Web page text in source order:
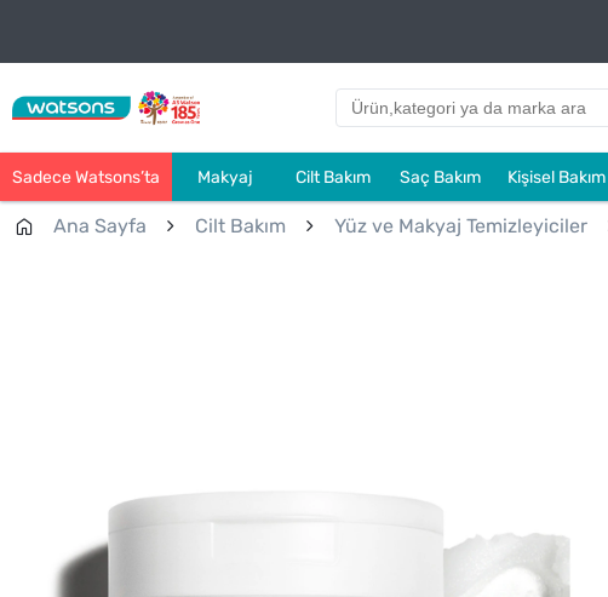
Sadece Watsons’ta Makyaj Cilt Bakım Saç Bakım Kişisel Bakım
Ana Sayfa Cilt Bakım Yüz ve Makyaj Temizleyiciler